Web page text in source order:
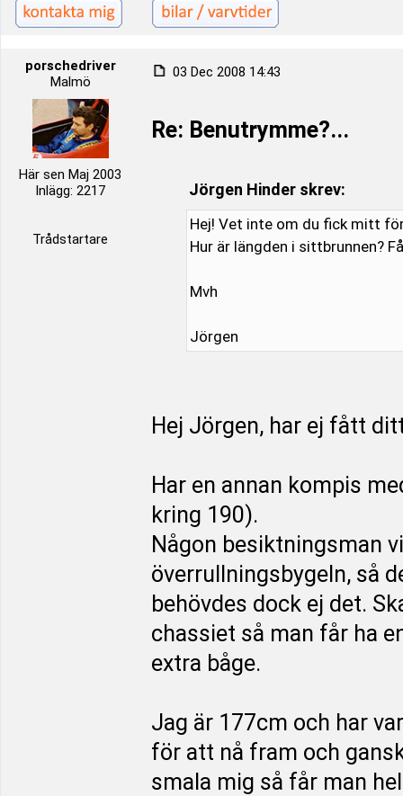
porschedriver
Malmö
Här sen Maj 2003
Inlägg: 2217
Trådstartare
03 Dec 2008 14:43
Re: Benutrymme?...
Jörgen Hinder skrev:
Hej! Vet inte om du fick mitt
Hur är längden i sittbrunnen?
Mvh
Jörgen
Hej Jörgen, har ej fått
Har en annan kompis
kring 190).
Någon besiktningsman
överrullningsbygeln, så
behövdes dock ej det.
chassiet så man får ha
extra båge.
Jag är 177cm och har
för att nå fram och
smala mig så får man